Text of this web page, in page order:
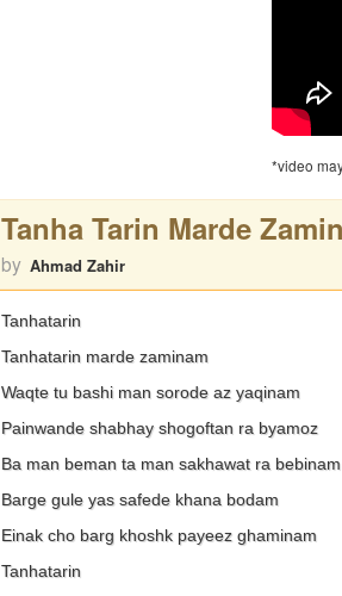
*video
Tanha Tarin Marde
by Ahmad Zahir
Tanhatarin
Tanhatarin marde zaminam
Waqte tu bashi man sorode az yaqinam
Painwande shabhay shogoftan ra byamoz
Ba man beman ta man sakhawat ra bebinam
Barge gule yas safede khana bodam
Einak cho barg khoshk payeez ghaminam
Tanhatarin